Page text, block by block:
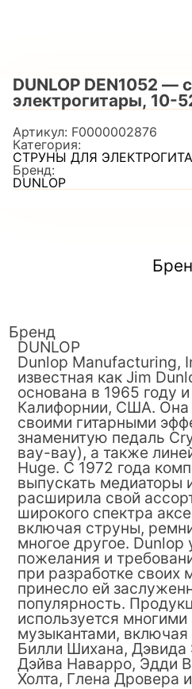
DUNLOP DEN1052 —
электрогитары, 10-
Артикул: F0000002876
Категория:
СТРУНЫ ДЛЯ
Бренд:
DUNLOP
Бренд
DUNLOP
Dunlop Manufacturing,
известная как Jim
основана в 1965 году
Калифорнии, США. Она
своими гитарными
знаменитую педаль
вау-вау), а также
Huge. С 1972 года
выпускать медиаторы
расширила свой
широкого спектра
включая струны,
многое другое. Dunlop
пожелания и
при разработке своих
принесло ей
популярность.
используется
музыкантами,
Билли Шихана, Дэвида
Дэйва Наварро, Эдди
Холта, Глена Дровера